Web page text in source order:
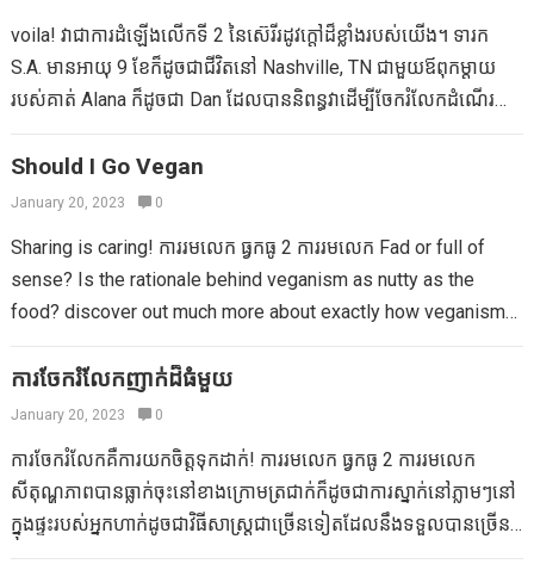
ដោយចងខ្សែចុងម្ខាងក្នុងរង្វិលជុំសម្រាប់កាន់។ ប្រើអក្សរពីរបីនៃចិញ្ចៀនទាំង
នោះដើម្បីភ្ជាប់ប៊្លុកសម្រាប់កាន់។ Macgyver ខ្លួនអ្នកអ្វីមួយដែលមានខ្សែបូក៏
ដូចជា carabiner ឬការឡើងភ្នំ “ដ៏ធំ” ផ្សេងទៀត ក្មេងរបស់ខ្ញុំមានរយៈពេល
ក្នុងការយកពួកគេទាំងពីរនៅជាមួយគ្នានៅសម័យដំបូងគឺពាក់ទារកក្នុងអ្នក
ផ្តល់សេវានៅលើសុដន់របស់ខ្ញុំក៏ដូចជារុញច្រានក្មេងអាយុជិត 3 ឆ្នាំរបស់ខ្ញុំ
នៅក្នុងរទេះសេះ។ ទោះយ៉ាងណាក្នុងករណីខ្លះយើងទើបតែដើរចេញពីឡាន
របស់យើងនិងឡានដឹកទំនិញទៅសួនកុមារប្រហែលពាក់កណ្តាលប្លុកឬតិច
ជាងនេះក៏ដូចជាទារកមិនមានគោលបំណងថា “លេង” នៅពេលយើងទៅដល់
រក្សាទារកក្នុងខួងខនរបស់នាងហើយបន្សំ stroller…
voila! វាជាការដំឡើងលើកទី 2 នៃស៊េរីរដូវក្តៅដ៏ខ្លាំងរបស់យើង។ ទារក
S.A. មានអាយុ 9 ខែក៏ដូចជាជីវិតនៅ Nashville, TN ជាមួយឪពុកម្តាយ
របស់គាត់ Alana ក៏ដូចជា Dan ដែលបាននិពន្ធវាដើម្បីចែករំលែកដំណើរ
ខាងក្រៅអាងហែលទឹក។ មួយនេះហាក់ដូចជាជាក់ស្តែងទោះយ៉ាងណាខ្ញុំជឿ
ជាក់ថាម្តាយថ្មីជាច្រើនមិនហ៊ានយកទារករបស់ពួកគេចូលក្នុងអាងហែលទឹក
គាត់មានអាយុ 6 ខែ។ យើងចង់ឱ្យគាត់មានអារម្មណ៍ស្រួលក្នុងទឹក។ ឥឡូវ
គាត់មានអាយុ 9 ខែក៏ដូចជាចូលចិត្តអាងហែលទឹក…
Should I Go Vegan
January 20, 2023 0
Sharing is caring! ការរមលេក ធ្វកធូ 2 ការរមលេក Fad or full of
sense? Is the rationale behind veganism as nutty as the
food? discover out much more about exactly how veganism…
ការចែករំលែកញាក់ដ៏ធំមួយ
January 20, 2023 0
ការចែករំលែកគឺការយកចិត្តទុកដាក់! ការរមលេក ធ្វកធូ 2 ការរមលេក
សីតុណ្ហភាពបានធ្លាក់ចុះនៅខាងក្រោមត្រជាក់ក៏ដូចជាការស្នាក់នៅភ្លាមៗនៅ
ក្នុងផ្ទះរបស់អ្នកហាក់ដូចជាវិធីសាស្រ្តជាច្រើនទៀតដែលនឹងទទួលបានច្រើន